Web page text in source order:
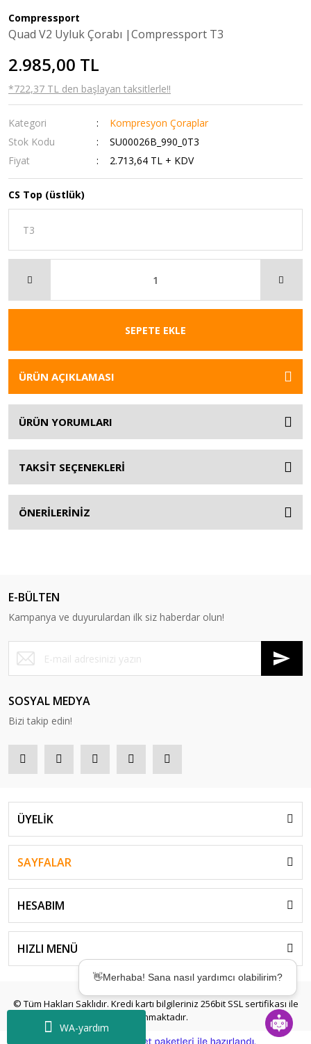
WA-yardım
Compressport
Quad V2 Uyluk Çorabı |Compressport T3
2.985,00 TL
*722,37 TL den başlayan taksitlerle!!
Kategori
Kompresyon Çoraplar
Stok Kodu
SU00026B_990_0T3
Fiyat
2.713,64 TL + KDV
CS Top (üstlük)
SEPETE EKLE
ÜRÜN AÇIKLAMASI
ÜRÜN YORUMLARI
TAKSİT SEÇENEKLERİ
ÖNERİLERİNİZ
E-BÜLTEN
Kampanya ve duyurulardan ilk siz haberdar olun!
SOSYAL MEDYA
Bizi takip edin!
ÜYELİK
SAYFALAR
HESABIM
HIZLI MENÜ
© Tüm Hakları Saklıdır. Kredi kartı bilgileriniz 256bit SSL sertifikası ile
korunmaktadır.
e-
👋Merhaba! Sana nasıl yardımcı olabilirim?
çözümler sunmak için buradayım! ✨